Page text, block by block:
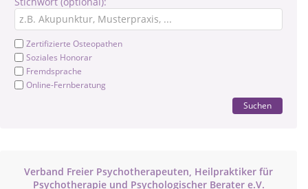
Zertifizierte Osteopathen
Soziales Honorar
Fremdsprache
Online-Fernberatung
Suchen
Verband Freier Psychotherapeuten, Heilpraktiker für
Psychotherapie und Psychologischer Berater e.V.